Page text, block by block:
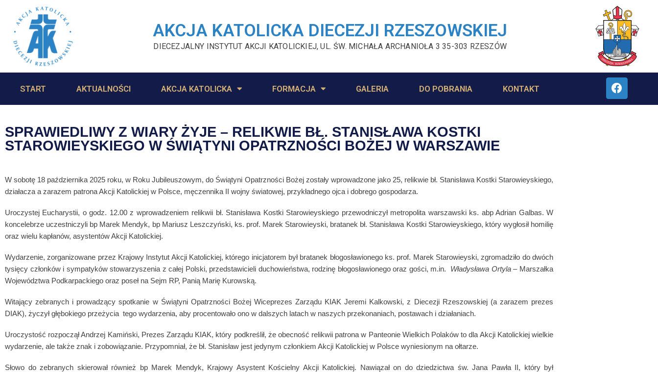
AKCJA KATOLICKA DIECEZJI RZESZOWSKIEJ
DIECEZJALNY INSTYTUT AKCJI KATOLICKIEJ, UL. ŚW. MICHAŁA ARCHANIOŁA 3 35-303 RZESZÓW
START AKTUALNOŚCI AKCJA KATOLICKA FORMACJA GALERIA DO POBRANIA KONTAKT
SPRAWIEDLIWY Z WIARY ŻYJE – RELIKWIE BŁ. STANISŁAWA KOSTKI
STAROWIEYSKIEGO W ŚWIĄTYNI OPATRZNOŚCI BOŻEJ W WARSZAWIE
W sobotę 18 października 2025 roku, w Roku Jubileuszowym, do Świątyni Opatrzności Bożej zostały wprowadzone jako 25, relikwie bł. Stanisława Kostki Starowieyskiego,
działacza a zarazem patrona Akcji Katolickiej w Polsce, męczennika II wojny światowej, przykładnego ojca i dobrego gospodarza.
Uroczystej Eucharystii, o godz. 12.00 z wprowadzeniem relikwii bł. Stanisława Kostki Starowieyskiego przewodniczył metropolita warszawski ks. abp Adrian Galbas. W
koncelebrze uczestniczyli bp Marek Mendyk, bp Mariusz Leszczyński, ks. prof. Marek Starowieyski, bratanek bł. Stanisława Kostki Starowieyskiego, który wygłosił homilię
oraz wielu kapłanów, asystentów Akcji Katolickiej.
Wydarzenie, zorganizowane przez Krajowy Instytut Akcji Katolickiej, którego inicjatorem był bratanek błogosławionego ks. prof. Marek Starowieyski, zgromadziło do dwóch
tysięcy członków i sympatyków stowarzyszenia z całej Polski, przedstawicieli duchowieństwa, rodzinę błogosławionego oraz gości, m.in.
Władysława Ortyla – Marszałka
Województwa Podkarpackiego oraz poseł na Sejm RP, Panią Marię Kurowską.
Witający zebranych i prowadzący spotkanie w Świątyni Opatrzności Bożej Wiceprezes Zarządu KIAK Jeremi Kalkowski, z Diecezji Rzeszowskiej (a zarazem prezes
DIAK), życzył głębokiego przeżycia tego wydarzenia, aby procentowało ono w dalszych latach w naszych przekonaniach, postawach i działaniach.
Uroczystość rozpoczął Andrzej Kamiński, Prezes Zarządu KIAK, który podkreślił, że obecność relikwii patrona w Panteonie Wielkich Polaków to dla Akcji Katolickiej wielkie
wydarzenie, ale także znak i zobowiązanie. Przypomniał, że bł. Stanisław jest jedynym członkiem Akcji Katolickiej w Polsce wyniesionym na ołtarze.
Słowo do zebranych skierował również bp Marek Mendyk, Krajowy Asystent Kościelny Akcji Katolickiej. Nawiązał on do dziedzictwa św. Jana Pawła II, który był